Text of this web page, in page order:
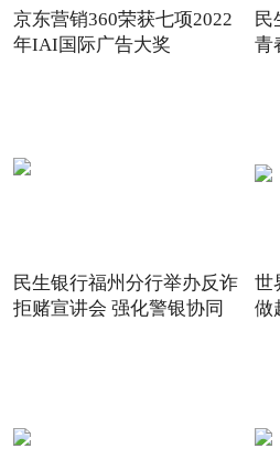
京东营销360荣获七项2022
年IAI国际广告大奖
民
青
民生银行福州分行举办反诈
拒赌宣讲会 强化警银协同
世
做